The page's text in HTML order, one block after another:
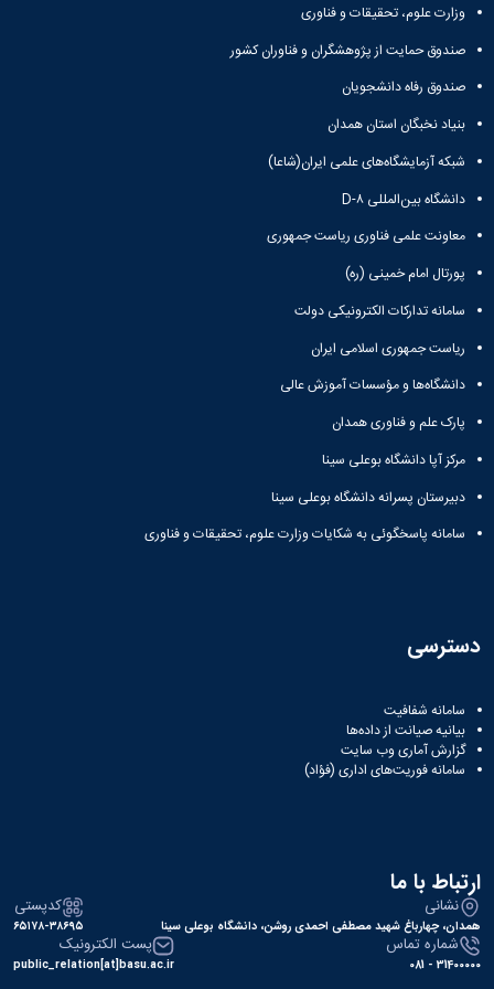
وزارت علوم، تحقیقات و فناوری
صندوق حمایت از پژوهشگران و فناوران کشور
صندوق رفاه دانشجویان
بنیاد نخبگان استان همدان
شبکه آزمایشگاه‌های علمی ایران(شاعا)
دانشگاه بین‌المللی D-۸
معاونت علمی فناوری ریاست جمهوری
پورتال امام خمینی (ره)
سامانه تدارکات الکترونیکی دولت
ریاست جمهوری اسلامی ایران
دانشگاه‌ها و مؤسسات آموزش عالی
پارک علم و فناوری همدان
مرکز آپا دانشگاه بوعلی سینا
دبیرستان پسرانه دانشگاه بوعلی سینا
سامانه پاسخگوئی به شکایات وزارت علوم، تحقیقات و فناوری
دسترسی
سامانه شفافیت
بیانیه صیانت از داده‌ها
گزارش آماری وب‌ سایت
سامانه فوریت‌های اداری (فؤاد)
ارتباط با ما
نشانی
همدان، چهارباغ شهید مصطفی احمدی روشن، دانشگاه بوعلی سینا
کدپستی
۶۵۱۷۸-۳۸۶۹۵
شماره تماس
31400000 - 081
پست الکترونیک
public_relation[at]basu.ac.ir